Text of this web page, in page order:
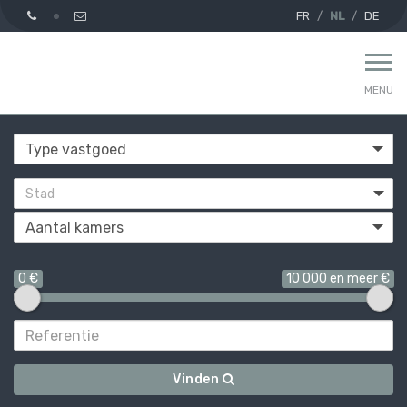
FR NL DE
MENU
Stad
0 € 10 000 en meer €
Vinden